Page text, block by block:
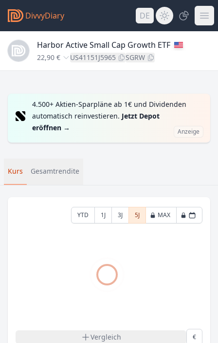
DivvyDiary DE
Harbor Active Small Cap Growth ETF
22,90 € US41151J5965 SGRW
4.500+ Aktien-Sparpläne ab 1€ und Dividenden
automatisch reinvestieren. Jetzt Depot
eröffnen → Anzeige
Kurs Gesamtrendite
YTD 1J 3J 5J MAX
Vergleich €